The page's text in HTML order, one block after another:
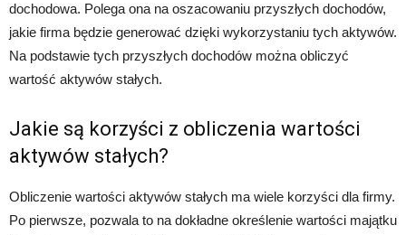
dochodowa. Polega ona na oszacowaniu przyszłych dochodów,
jakie firma będzie generować dzięki wykorzystaniu tych aktywów.
Na podstawie tych przyszłych dochodów można obliczyć
wartość aktywów stałych.
Jakie są korzyści z obliczenia wartości
aktywów stałych?
Obliczenie wartości aktywów stałych ma wiele korzyści dla firmy.
Po pierwsze, pozwala to na dokładne określenie wartości majątku